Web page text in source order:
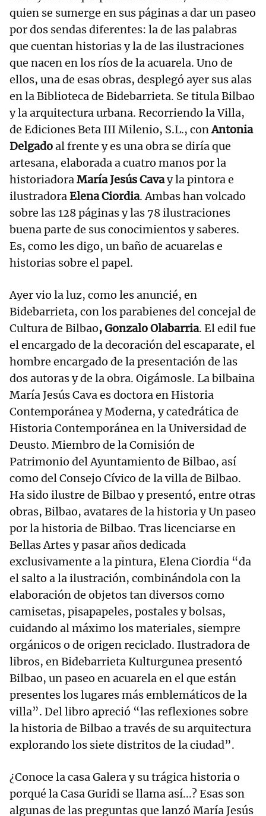
quien se sumerge en sus páginas a dar un paseo
por dos sendas diferentes: la de las palabras
que cuentan historias y la de las ilustraciones
que nacen en los ríos de la acuarela. Uno de
ellos, una de esas obras, desplegó ayer sus alas
en la Biblioteca de Bidebarrieta. Se titula Bilbao
y la arquitectura urbana. Recorriendo la Villa,
de Ediciones Beta III Milenio, S.L., conAntonia
Delgadoal frente y es una obra se diría que
artesana, elaborada a cuatro manos por la
historiadoraMaría Jesús Cavay la pintora e
ilustradoraElena Ciordia. Ambas han volcado
sobre las 128 páginas y las 78 ilustraciones
buena parte de sus conocimientos y saberes.
Es, como les digo, un baño de acuarelas e
historias sobre el papel.
Ayer vio la luz, como les anuncié, en
Bidebarrieta, con los parabienes del concejal de
Cultura de Bilbao, Gonzalo Olabarria. El edil fue
el encargado de la decoración del escaparate, el
hombre encargado de la presentación de las
dos autoras y de la obra. Oigámosle. La bilbaina
María Jesús Cava es doctora en Historia
Contemporánea y Moderna, y catedrática de
Historia Contemporánea en la Universidad de
Deusto. Miembro de la Comisión de
Patrimonio del Ayuntamiento de Bilbao, así
como del Consejo Cívico de la villa de Bilbao.
Ha sido ilustre de Bilbao y presentó, entre otras
obras, Bilbao, avatares de la historia y Un paseo
por la historia de Bilbao. Tras licenciarse en
Bellas Artes y pasar años dedicada
exclusivamente a la pintura, Elena Ciordia “da
el salto a la ilustración, combinándola con la
elaboración de objetos tan diversos como
camisetas, pisapapeles, postales y bolsas,
cuidando al máximo los materiales, siempre
orgánicos o de origen reciclado. Ilustradora de
libros, en Bidebarrieta Kulturgunea presentó
Bilbao, un paseo en acuarela en el que están
presentes los lugares más emblemáticos de la
villa”. Del libro apreció “las reflexiones sobre
la historia de Bilbao a través de su arquitectura
explorando los siete distritos de la ciudad”.
¿Conoce la casa Galera y su trágica historia o
porqué la Casa Guridi se llama así...? Esas son
algunas de las preguntas que lanzó María Jesús